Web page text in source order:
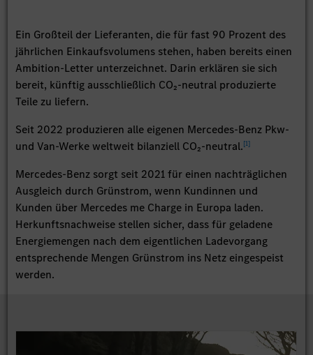
Ein Großteil der Lieferanten, die für fast 90 Prozent des
jährlichen Einkaufsvolumens stehen, haben bereits einen
Ambition-Letter unterzeichnet. Darin erklären sie sich
bereit, künftig ausschließlich CO₂-neutral produzierte
Teile zu liefern.
Seit 2022 produzieren alle eigenen Mercedes-Benz Pkw-
und Van-Werke weltweit bilanziell CO₂-neutral.[1]
Mercedes-Benz sorgt seit 2021 für einen nachträglichen
Ausgleich durch Grünstrom, wenn Kundinnen und
Kunden über Mercedes me Charge in Europa laden.
Herkunftsnachweise stellen sicher, dass für geladene
Energiemengen nach dem eigentlichen Ladevorgang
entsprechende Mengen Grünstrom ins Netz eingespeist
werden.